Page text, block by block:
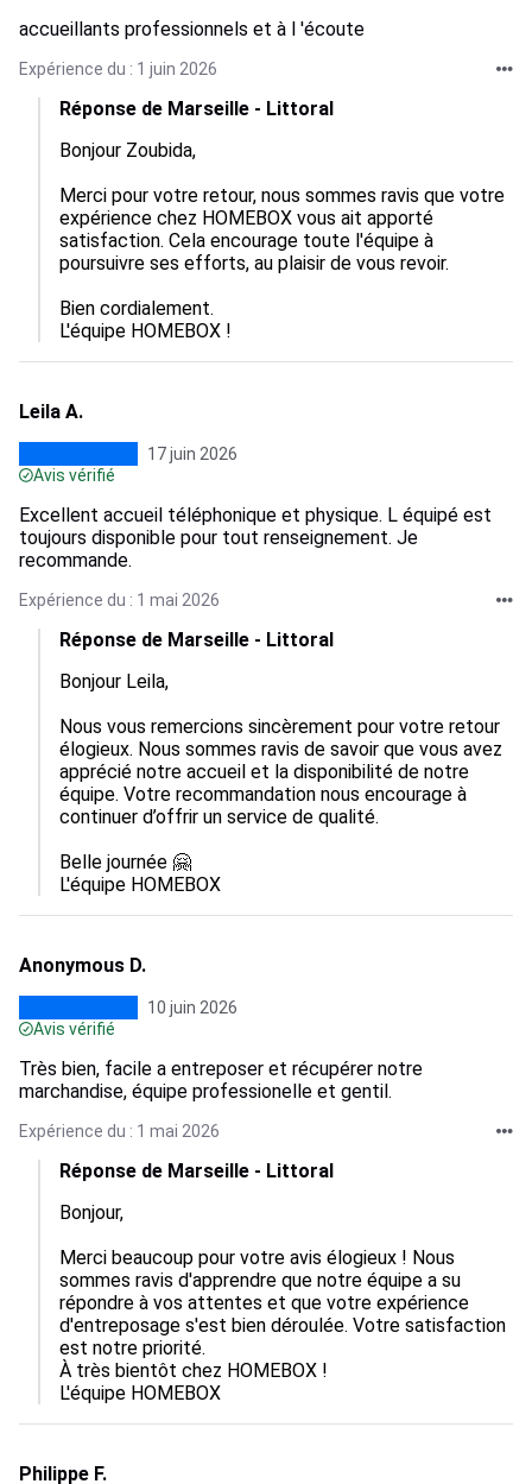
accueillants professionnels et à l 'écoute
Expérience du : 1 juin 2026
Réponse de Marseille - Littoral
Bonjour Zoubida,
Merci pour votre retour, nous sommes ravis que votre
expérience chez HOMEBOX vous ait apporté
satisfaction. Cela encourage toute l'équipe à
poursuivre ses efforts, au plaisir de vous revoir.
Bien cordialement.
L'équipe HOMEBOX !
Leila A.
17 juin 2026
Avis vérifié
Excellent accueil téléphonique et physique. L équipé est
toujours disponible pour tout renseignement. Je
recommande.
Expérience du : 1 mai 2026
Réponse de Marseille - Littoral
Bonjour Leila,
Nous vous remercions sincèrement pour votre retour
élogieux. Nous sommes ravis de savoir que vous avez
apprécié notre accueil et la disponibilité de notre
équipe. Votre recommandation nous encourage à
continuer d’offrir un service de qualité.
Belle journée 🤗
L'équipe HOMEBOX
Anonymous D.
10 juin 2026
Avis vérifié
Très bien, facile a entreposer et récupérer notre
marchandise, équipe professionelle et gentil.
Expérience du : 1 mai 2026
Réponse de Marseille - Littoral
Bonjour,
Merci beaucoup pour votre avis élogieux ! Nous
sommes ravis d'apprendre que notre équipe a su
répondre à vos attentes et que votre expérience
d'entreposage s'est bien déroulée. Votre satisfaction
est notre priorité.
À très bientôt chez HOMEBOX !
L'équipe HOMEBOX
Philippe F.